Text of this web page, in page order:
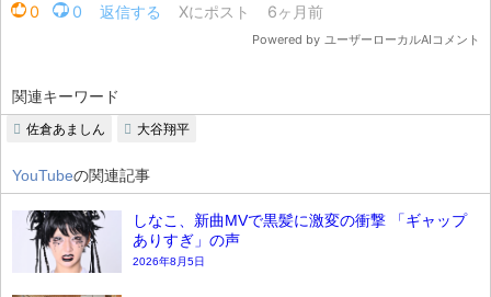
関連キーワード
佐倉あましん 大谷翔平
YouTubeの関連記事
しなこ、新曲MVで黒髪に激変の衝撃 「ギャップ
ありすぎ」の声
2026年8月5日